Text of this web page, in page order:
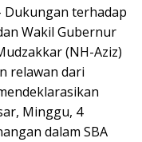
Dukungan terhadap
Wakil Gubernur
(NH-Aziz)
relawan dari
Minggu, 4
dalam SBA